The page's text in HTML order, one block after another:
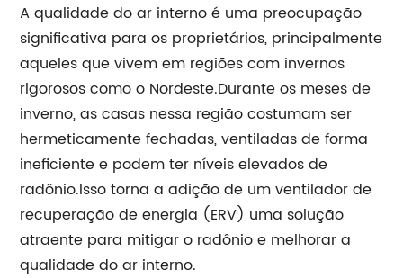
A qualidade do ar interno é uma preocupação
significativa para os proprietários, principalmente
aqueles que vivem em regiões com invernos
rigorosos como o Nordeste.Durante os meses de
inverno, as casas nessa região costumam ser
hermeticamente fechadas, ventiladas de forma
ineficiente e podem ter níveis elevados de
radônio.Isso torna a adição de um ventilador de
recuperação de energia (ERV) uma solução
atraente para mitigar o radônio e melhorar a
qualidade do ar interno.